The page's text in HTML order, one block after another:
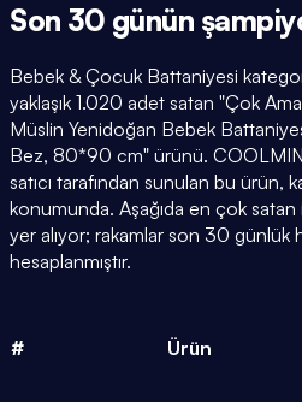
Son 30 günün
Bebek & Çocuk Battaniyesi
yaklaşık 1.020 adet satan "Çok
Müslin Yenidoğan Bebek
Bez, 80*90 cm" ürünü.
satıcı tarafından sunulan bu ürün,
konumunda. Aşağıda en çok
yer alıyor; rakamlar son 30 günlük
hesaplanmıştır.
# Ürün